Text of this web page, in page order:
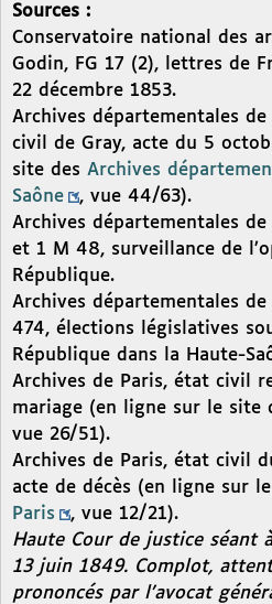
Sources :
Conservatoire national des
Godin, FG 17 (2), lettres de
22 décembre 1853.
Archives départementales
civil de Gray, acte du 5
site des Archives
Saône
, vue 44/63).
Archives départementales
et 1 M 48, surveillance de
République.
Archives départementales
474, élections législatives
République dans la Haute-
Archives de Paris, état civil
mariage (en ligne sur le site
vue 26/51).
Archives de Paris, état civil
acte de décès (en ligne sur
Paris
, vue 12/21).
Haute Cour de justice séant
13 juin 1849. Complot,
prononcés par l’avocat